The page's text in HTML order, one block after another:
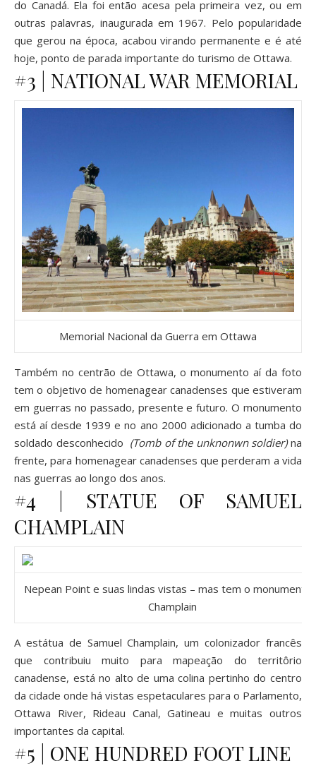
do Canadá. Ela foi então acesa pela primeira vez, ou em
outras palavras, inaugurada em 1967. Pelo popularidade
que gerou na época, acabou virando permanente e é até
hoje, ponto de parada importante do turismo de Ottawa.
#3 | NATIONAL WAR MEMORIAL
Memorial Nacional da Guerra em Ottawa
Também no centrão de Ottawa, o monumento aí da foto
tem o objetivo de homenagear canadenses que estiveram
em guerras no passado, presente e futuro. O monumento
está aí desde 1939 e no ano 2000 adicionado a tumba do
soldado desconhecido (Tomb of the unknonwn soldier)na
frente, para homenagear canadenses que perderam a vida
nas guerras ao longo dos anos.
#4 | STATUE OF SAMUEL
CHAMPLAIN
Nepean Point e suas lindas vistas – mas tem o monumento
Champlain
A estátua de Samuel Champlain, um colonizador francês
que contribuiu muito para mapeação do territôrio
canadense, está no alto de uma colina pertinho do centro
da cidade onde há vistas espetaculares para o Parlamento,
Ottawa River, Rideau Canal, Gatineau e muitas outros
importantes da capital.
#5 | ONE HUNDRED FOOT LINE